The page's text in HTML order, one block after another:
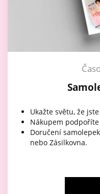
Ukažte světu, že
Nákupem
Doručení
nebo Zásilkovna.